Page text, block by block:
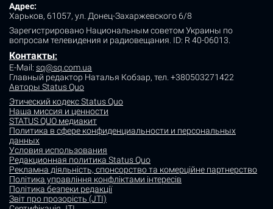
Адрес:
Харьков, 61057, ул. Донец-Захаржевского 6/8
Зарегистрировано Национальным советом Украины по
вопросам телевидения и радиовещания. ID: R 40-06013.
Контакты:
E-Mail: sq@sq.com.ua
Главный редактор Наталья Кобзар, тел. +380503271422
Авторы Status Quo
Этический кодекс Status Quo
Наша миссия и ценности
STATUS QUO медиакит
Политика в сфере конфиденциальности и персональных
данных
Условия использования
Редакционная политика Status Quo
Рекламна діяльність, спонсорство та комерційне партнерство
Політика управління конфліктами інтересів
Політика безпеки редакції
Звіт про прозорість (JTI)